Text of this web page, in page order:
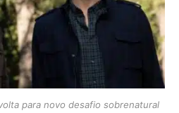
para novo desafio sobrenatural